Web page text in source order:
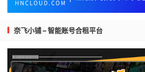
奈飞小铺 – 智能账号合租平台